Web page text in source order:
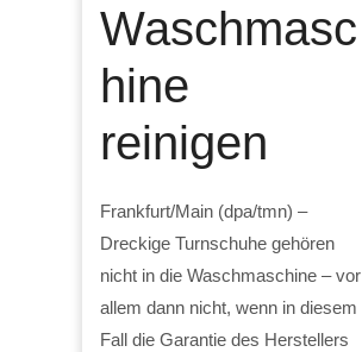
Waschmasc
hine
reinigen
Frankfurt/Main (dpa/tmn) –
Dreckige Turnschuhe gehören
nicht in die Waschmaschine – vor
allem dann nicht, wenn in diesem
Fall die Garantie des Herstellers